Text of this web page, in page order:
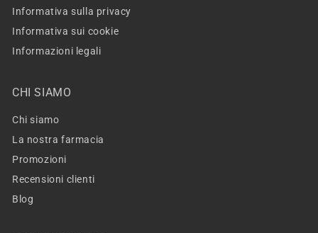
Informativa sulla privacy
Informativa sui cookie
Informazioni legali
CHI SIAMO
Chi siamo
La nostra farmacia
Promozioni
Recensioni clienti
Blog